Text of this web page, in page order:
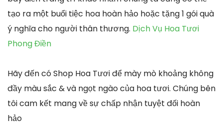
tạo ra một buổi tiệc hoa hoàn hảo hoặc tặng 1 gói quà
ý nghĩa cho người thân thương. Dịch Vụ Hoa Tươi
Phong Điền
Hãy đến có Shop Hoa Tươi để mày mò khoảng không
đầy màu sắc & và ngọt ngào của hoa tươi. Chúng bên
tôi cam kết mang về sự chấp nhận tuyệt đối hoàn
hảo